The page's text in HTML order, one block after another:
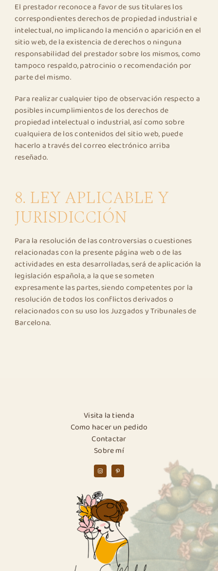
El prestador reconoce a favor de sus titulares los
correspondientes derechos de propiedad industrial e
intelectual, no implicando la mención o aparición en el
sitio web, de la existencia de derechos o ninguna
responsabilidad del prestador sobre los mismos, como
tampoco respaldo, patrocinio o recomendación por
parte del mismo.
Para realizar cualquier tipo de observación respecto a
posibles incumplimientos de los derechos de
propiedad intelectual o industrial, así como sobre
cualquiera de los contenidos del sitio web, puede
hacerlo a través del correo electrónico arriba
reseñado.
8. LEY APLICABLE Y
JURISDICCIÓN
Para la resolución de las controversias o cuestiones
relacionadas con la presente página web o de las
actividades en esta desarrolladas, será de aplicación la
legislación española, a la que se someten
expresamente las partes, siendo competentes por la
resolución de todos los conflictos derivados o
relacionados con su uso los Juzgados y Tribunales de
Barcelona.
Visita la tienda
Como hacer un pedido
Contactar
Sobre mí